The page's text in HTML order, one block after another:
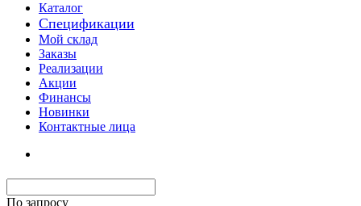
Каталог
Специфи­кации
Мой склад
Заказы
Реализации
Акции
Финансы
Новинки
Контактные лица
По запросу